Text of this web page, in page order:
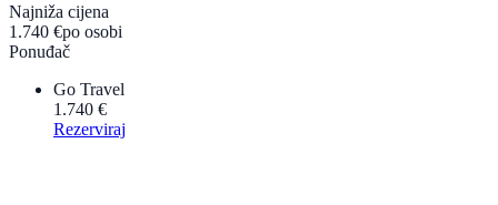
Najniža cijena
1.740 €po osobi
Ponuđač
Go Travel
1.740 €
Rezerviraj